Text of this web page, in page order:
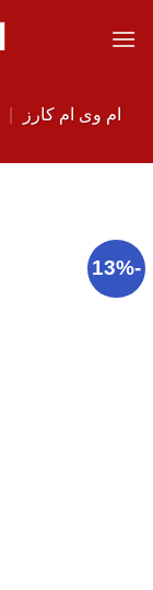
ام وی ام کارز
-13%